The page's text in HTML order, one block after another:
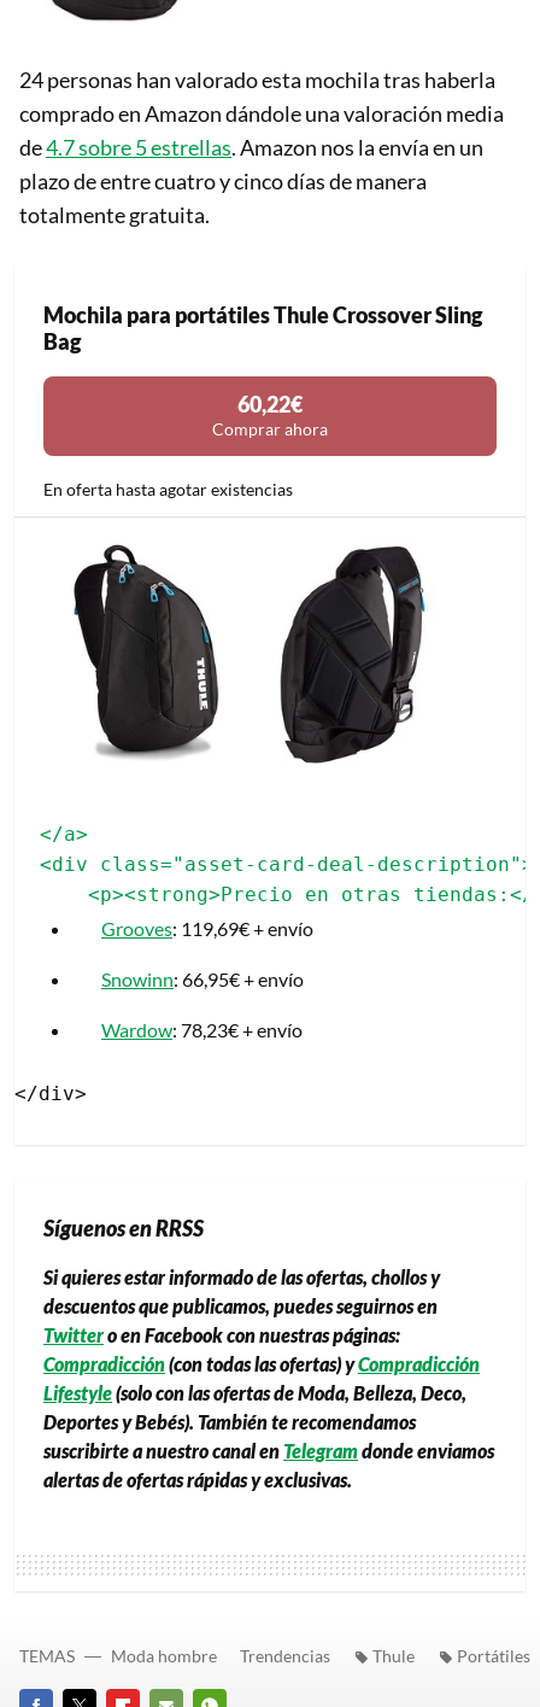
24 personas han valorado esta mochila tras haberla
comprado en Amazon dándole una valoración media
de4.7 sobre 5 estrellas. Amazon nos la envía en un
plazo de entre cuatro y cinco días de manera
totalmente gratuita.
Mochila para portátiles Thule Crossover Sling
Bag
60,22€
Comprar ahora
En oferta hasta agotar existencias
</a>
<div class="asset-card-deal-description">
Grooves: 119,69€ + envío
Snowinn: 66,95€ + envío
Wardow: 78,23€ + envío
Síguenos en RRSS
Si quieres estar informado de las ofertas, chollos y
descuentos que publicamos, puedes seguirnos en
Twittero en Facebook con nuestras páginas:
Compradicción(con todas las ofertas) yCompradicción
Lifestyle(solo con las ofertas de Moda, Belleza, Deco,
Deportes y Bebés). También te recomendamos
suscribirte a nuestro canal enTelegramdonde enviamos
alertas de ofertas rápidas y exclusivas.
TEMAS Moda hombre Trendencias Thule Portátiles